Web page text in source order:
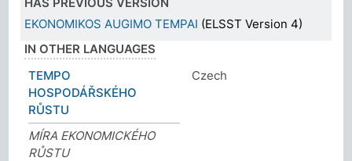
EKONOMIKOS AUGIMO TEMPAI (ELSST Version 4)
IN OTHER LANGUAGES
TEMPO
HOSPODÁŘSKÉHO
RŮSTU
Czech
MÍRA EKONOMICKÉHO
RŮSTU